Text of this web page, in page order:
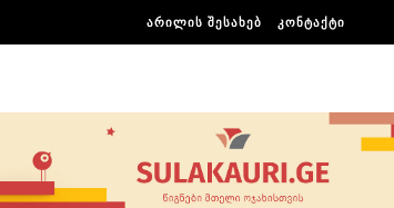
ᲐᲠᲘᲚᲘᲡ ᲨᲔᲡᲐᲮᲔᲑ ᲙᲝᲜᲢᲐᲥᲢᲘ